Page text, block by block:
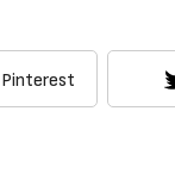
Pinterest